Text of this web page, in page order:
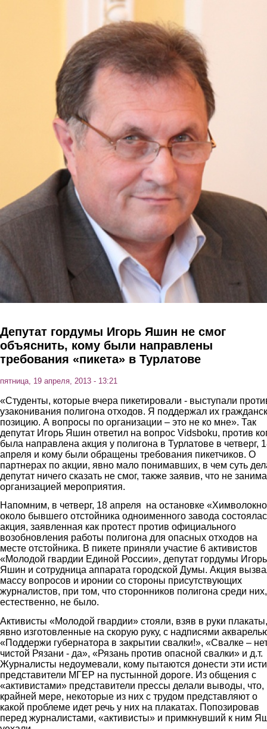
Перейти к основному содержанию
Депутат гордумы Игорь Яшин не смог
объяснить, кому были направлены
требования «пикета» в Турлатове
пятница, 19 апреля, 2013 - 13:21
«Студенты, которые вчера пикетировали - выступали
узаконивания полигона отходов. Я поддержал их
позицию. А вопросы по организации – это не ко мне». Так
депутат Игорь Яшин ответил на вопрос Vidsboku, против
была направлена акция у полигона в Турлатове в четверг,
апреля и кому были обращены требования пикетчиков. О
партнерах по акции, явно мало понимавших, в чем суть
депутат ничего сказать не смог, также заявив, что не
организацией мероприятия.
Напомним, в четверг, 18 апреля на остановке
около бывшего отстойника одноименного завода
акция, заявленная как протест против официального
возобновления работы полигона для опасных отходов на
месте отстойника. В пикете приняли участие 6 активистов
«Молодой гвардии Единой России», депутат гордумы Игорь
Яшин и сотрудница аппарата городской Думы. Акция
массу вопросов и иронии со стороны присутствующих
журналистов, при том, что сторонников полигона среди них,
естественно, не было.
Активисты «Молодой гвардии» стояли, взяв в руки плакаты,
явно изготовленные на скорую руку, с надписями
«Поддержи губернатора в закрытии свалки!», «Свалке –
чистой Рязани - да», «Рязань против опасной свалки» и д.т.
Журналисты недоумевали, кому пытаются донести эти
представители МГЕР на пустынной дороге. Из общения с
«активистами» представители прессы делали выводы, что,
крайней мере, некоторые из них с трудом представляют о
какой проблеме идет речь у них на плакатах. Попозировав
перед журналистами, «активисты» и примкнувший к ним